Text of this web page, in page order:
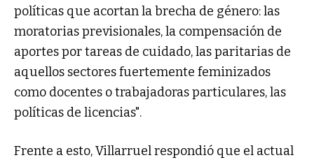
políticas que acortan la brecha de género: las
moratorias previsionales, la compensación de
aportes por tareas de cuidado, las paritarias de
aquellos sectores fuertemente feminizados
como docentes o trabajadoras particulares, las
políticas de licencias".
Frente a esto, Villarruel respondió que el actual